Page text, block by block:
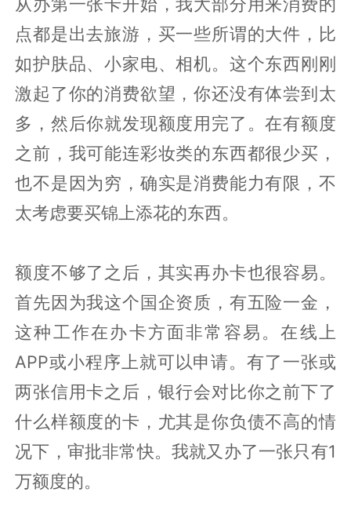
点都是出去旅游，买一些所谓的大件，比
如护肤品、小家电、相机。这个东西刚刚
激起了你的消费欲望，你还没有体尝到太
多，然后你就发现额度用完了。在有额度
之前，我可能连彩妆类的东西都很少买，
也不是因为穷，确实是消费能力有限，不
太考虑要买锦上添花的东西。
额度不够了之后，其实再办卡也很容易。
首先因为我这个国企资质，有五险一金，
这种工作在办卡方面非常容易。在线上
APP或小程序上就可以申请。有了一张或
两张信用卡之后，银行会对比你之前下了
什么样额度的卡，尤其是你负债不高的情
况下，审批非常快。我就又办了一张只有1
万额度的。